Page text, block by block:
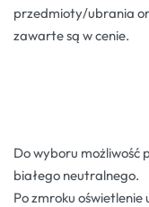
przedmioty/ubrania
zawarte są w cenie.
Do wyboru możliwość
białego neutralnego.
Po zmroku